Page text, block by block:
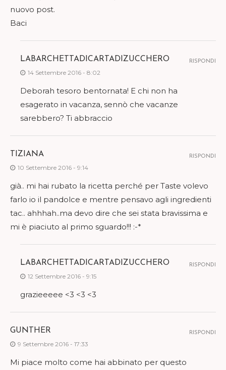
nuovo post.
Baci
LABARCHETTADICARTADIZUCCHERO
14 Settembre 2016 - 8:02
Deborah tesoro bentornata! E chi non ha
esagerato in vacanza, sennò che vacanze
sarebbero? Ti abbraccio
RISPONDI
TIZIANA
10 Settembre 2016 - 9:14
già.. mi hai rubato la ricetta perché per Taste volevo
farlo io il pandolce e mentre pensavo agli ingredienti
tac.. ahhhah..ma devo dire che sei stata bravissima e
mi è piaciuto al primo sguardo!!! :-*
RISPONDI
LABARCHETTADICARTADIZUCCHERO
12 Settembre 2016 - 9:15
grazieeeee <3 <3 <3
RISPONDI
GUNTHER
9 Settembre 2016 - 17:33
Mi piace molto come hai abbinato per questo
RISPONDI